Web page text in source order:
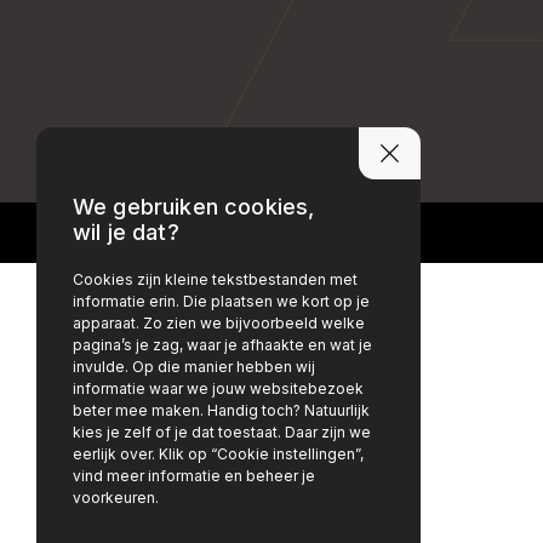
We gebruiken cookies,
wil je dat?
Cookies zijn kleine tekstbestanden met
informatie erin. Die plaatsen we kort op je
apparaat. Zo zien we bijvoorbeeld welke
pagina’s je zag, waar je afhaakte en wat je
invulde. Op die manier hebben wij
informatie waar we jouw websitebezoek
beter mee maken. Handig toch? Natuurlijk
kies je zelf of je dat toestaat. Daar zijn we
eerlijk over. Klik op “Cookie instellingen”,
vind meer informatie en beheer je
voorkeuren.